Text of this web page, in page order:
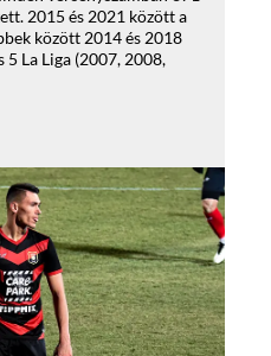
2015 és 2021 között a
között 2014 és 2018
5 La Liga (2007, 2008,